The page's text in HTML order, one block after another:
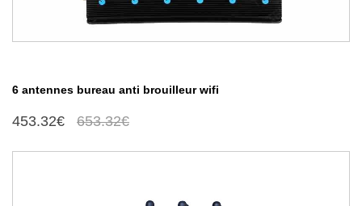
6 antennes bureau anti brouilleur wifi
453.32€ 653.32€